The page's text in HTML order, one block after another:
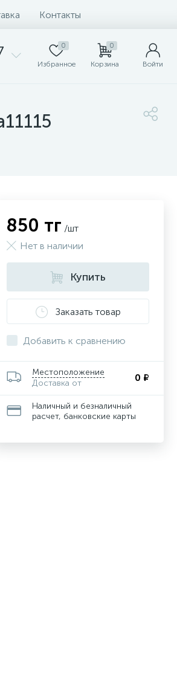
Контакты
0
Избранное
0
Корзина Войти
850 тг /шт
Нет в наличии
Купить
Заказать товар
Добавить к сравнению
Местоположение
Доставка от
0 ₽
Наличный и безналичный
расчет, банковские карты